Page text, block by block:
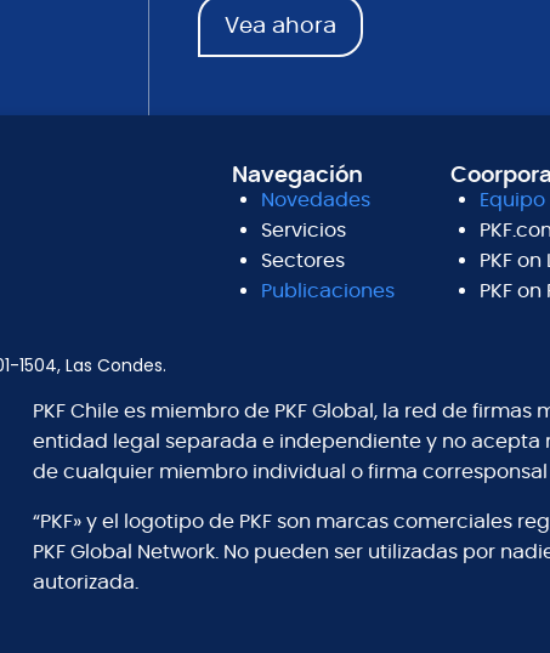
Vea ahora
1504, Las Condes.
Navegación
Novedades
Servicios
Sectores
Publicaciones
Equipo
PKF
PKF
PKF Chile es miembro de PKF Global, la red de
entidad legal separada e independiente y no
de cualquier miembro individual o firma corresponsal
“PKF» y el logotipo de PKF son marcas comerciales
PKF Global Network. No pueden ser utilizadas por
autorizada.